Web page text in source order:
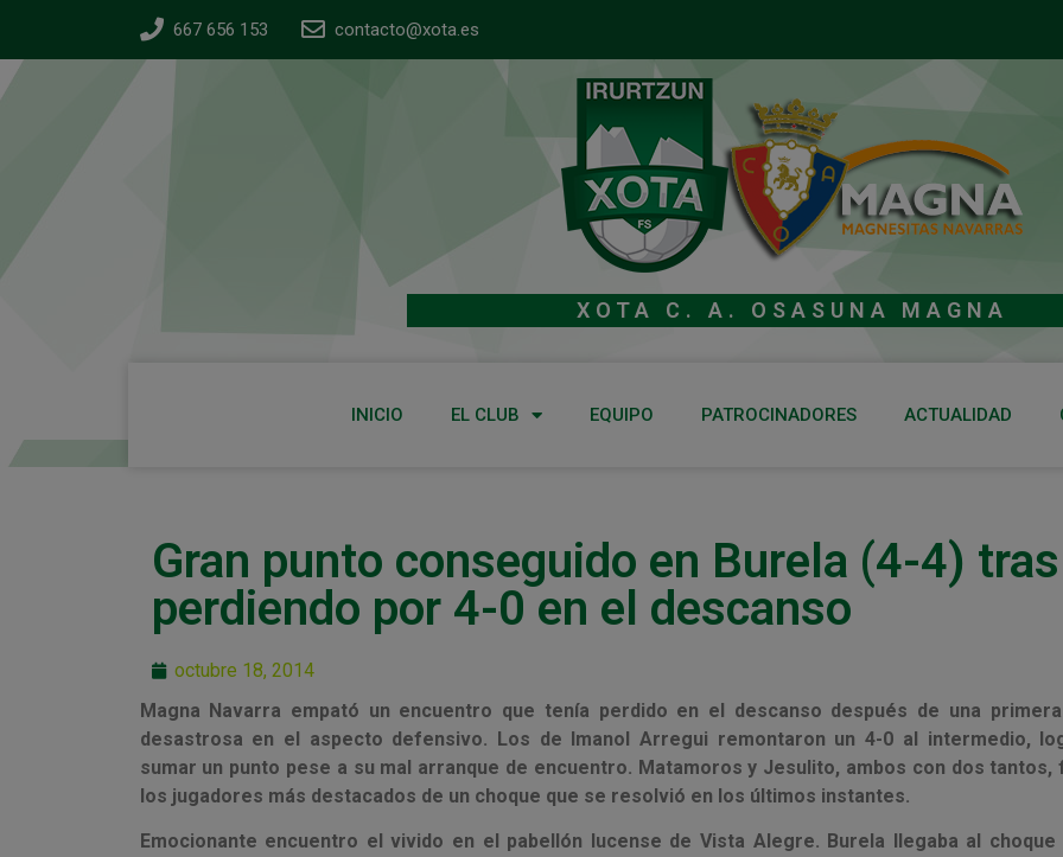
667 656 153 contacto@xota.es
XOTA C. A. OSASUNA MAGNA
INICIO EL CLUB EQUIPO PATROCINADORES ACTUALIDAD
Gran punto conseguido en Burela (4-4)
perdiendo por 4-0 en el descanso
octubre 18, 2014
Magna Navarra empató un encuentro que tenía perdido en el descanso después de una
desastrosa en el aspecto defensivo. Los de Imanol Arregui remontaron un 4-0 al intermedio,
sumar un punto pese a su mal arranque de encuentro. Matamoros y Jesulito, ambos con dos tantos,
los jugadores más destacados de un choque que se resolvió en los últimos instantes.
Emocionante encuentro el vivido en el pabellón lucense de Vista Alegre. Burela llegaba al choque